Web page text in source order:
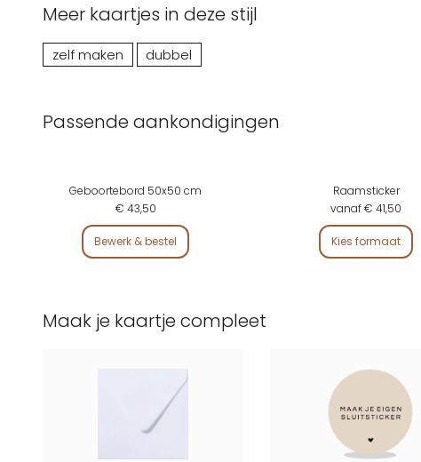
Meer kaartjes in deze stijl
zelf maken dubbel
Maak je kaartje compleet
Passende aankondigingen
Geboortebord 50x50 cm
€ 43,50
Bewerk & bestel
Raamsticker
vanaf € 41,50
Kies formaat